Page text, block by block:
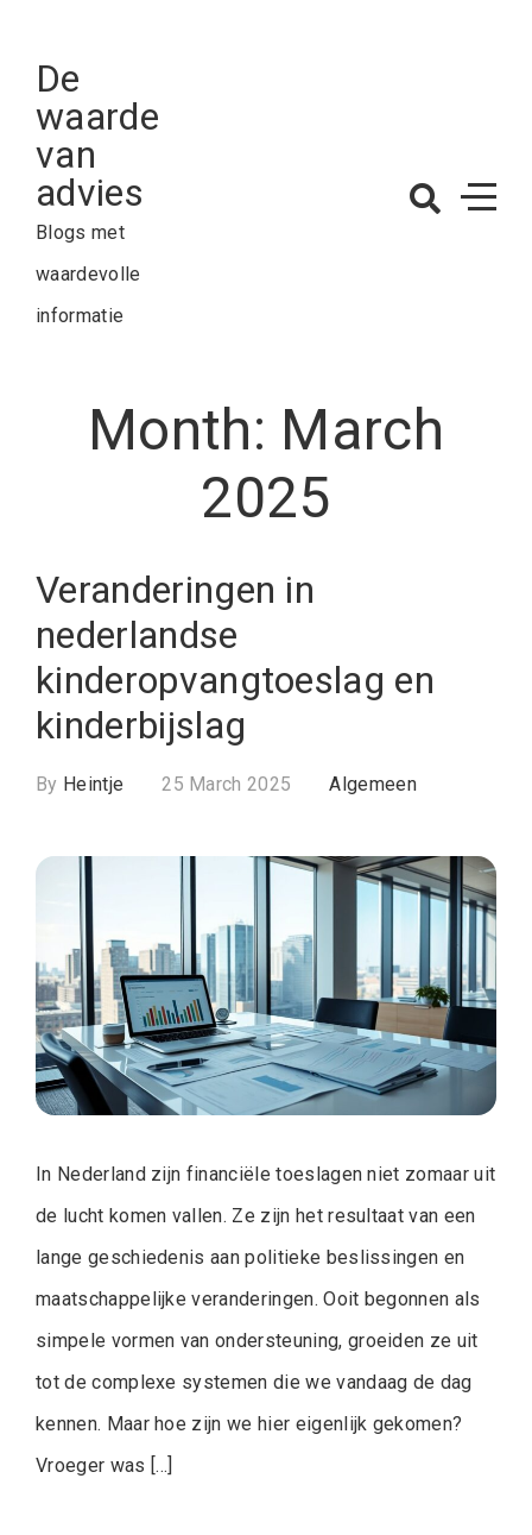
content
De
waarde
van
advies
Blogs met
waardevolle
informatie
Month: March
2025
Veranderingen in
nederlandse
kinderopvangtoeslag en
kinderbijslag
By Heintje 25 March 2025 Algemeen
In Nederland zijn financiële toeslagen niet zomaar uit
de lucht komen vallen. Ze zijn het resultaat van een
lange geschiedenis aan politieke beslissingen en
maatschappelijke veranderingen. Ooit begonnen als
simpele vormen van ondersteuning, groeiden ze uit
tot de complexe systemen die we vandaag de dag
kennen. Maar hoe zijn we hier eigenlijk gekomen?
Vroeger was […]